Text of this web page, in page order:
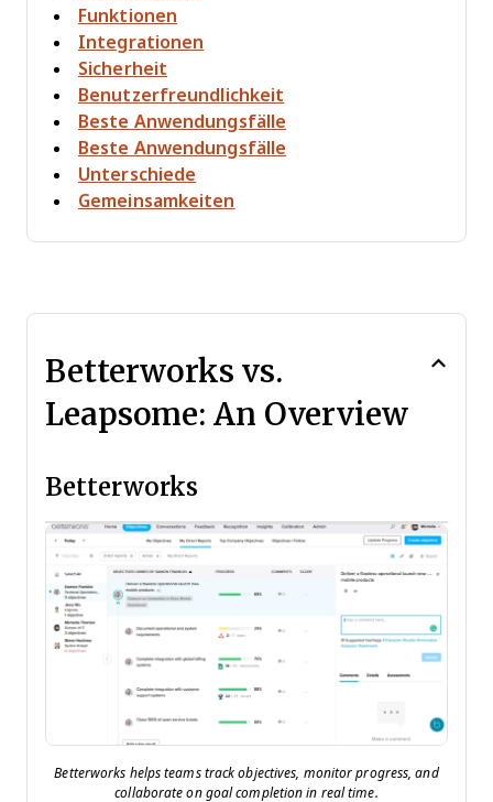
Funktionen
Integrationen
Sicherheit
Benutzerfreundlichkeit
Beste Anwendungsfälle
Beste Anwendungsfälle
Unterschiede
Gemeinsamkeiten
Betterworks vs.
Leapsome: An Overview
Betterworks
Betterworks helps teams track objectives, monitor progress, and
collaborate on goal completion in real time.